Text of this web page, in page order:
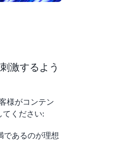
激するよう
様がコンテン
ください:
であるのが理想